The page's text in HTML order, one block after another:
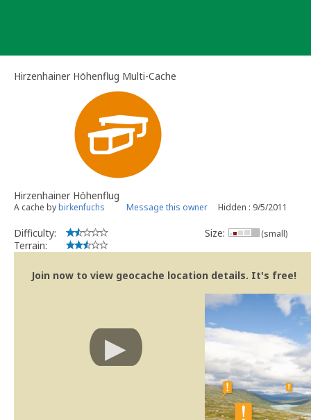
Hirzenhainer Höhenflug Multi-Cache
Hirzenhainer Höhenflug
A cache bybirkenfuchs Message this owner Hidden : 9/5/2011
Difficulty:
Terrain:
Size: (small)
Join now to view geocache location details. It's free!